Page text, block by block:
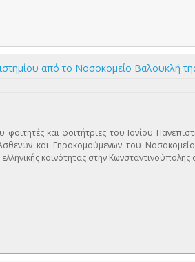
από το Νοσοκομείο Βαλουκλή
και φοιτήτριες του Ιονίου
και Γηροκομούμενων του
κοινότητας στην Κωνσταντινούπολης